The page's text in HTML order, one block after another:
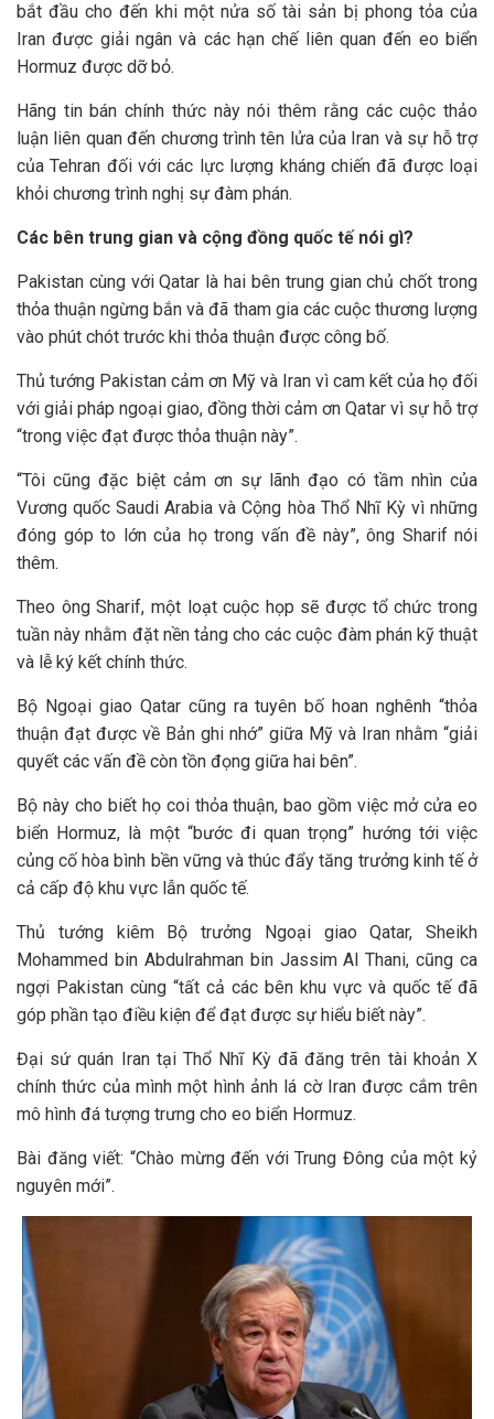
bắt đầu cho đến khi một nửa số tài sản bị phong tỏa của
Iran được giải ngân và các hạn chế liên quan đến eo biển
Hormuz được dỡ bỏ.
Hãng tin bán chính thức này nói thêm rằng các cuộc thảo
luận liên quan đến chương trình tên lửa của Iran và sự hỗ trợ
của Tehran đối với các lực lượng kháng chiến đã được loại
khỏi chương trình nghị sự đàm phán.
Các bên trung gian và cộng đồng quốc tế nói gì?
Pakistan cùng với Qatar là hai bên trung gian chủ chốt trong
thỏa thuận ngừng bắn và đã tham gia các cuộc thương lượng
vào phút chót trước khi thỏa thuận được công bố.
Thủ tướng Pakistan cảm ơn Mỹ và Iran vì cam kết của họ đối
với giải pháp ngoại giao, đồng thời cảm ơn Qatar vì sự hỗ trợ
“trong việc đạt được thỏa thuận này”.
“Tôi cũng đặc biệt cảm ơn sự lãnh đạo có tầm nhìn của
Vương quốc Saudi Arabia và Cộng hòa Thổ Nhĩ Kỳ vì những
đóng góp to lớn của họ trong vấn đề này”, ông Sharif nói
thêm.
Theo ông Sharif, một loạt cuộc họp sẽ được tổ chức trong
tuần này nhằm đặt nền tảng cho các cuộc đàm phán kỹ thuật
và lễ ký kết chính thức.
Bộ Ngoại giao Qatar cũng ra tuyên bố hoan nghênh “thỏa
thuận đạt được về Bản ghi nhớ” giữa Mỹ và Iran nhằm “giải
quyết các vấn đề còn tồn đọng giữa hai bên”.
Bộ này cho biết họ coi thỏa thuận, bao gồm việc mở cửa eo
biển Hormuz, là một “bước đi quan trọng” hướng tới việc
củng cố hòa bình bền vững và thúc đẩy tăng trưởng kinh tế ở
cả cấp độ khu vực lẫn quốc tế.
Thủ tướng kiêm Bộ trưởng Ngoại giao Qatar, Sheikh
Mohammed bin Abdulrahman bin Jassim Al Thani, cũng ca
ngợi Pakistan cùng “tất cả các bên khu vực và quốc tế đã
góp phần tạo điều kiện để đạt được sự hiểu biết này”.
Đại sứ quán Iran tại Thổ Nhĩ Kỳ đã đăng trên tài khoản X
chính thức của mình một hình ảnh lá cờ Iran được cắm trên
mô hình đá tượng trưng cho eo biển Hormuz.
Bài đăng viết: “Chào mừng đến với Trung Đông của một kỷ
nguyên mới”.